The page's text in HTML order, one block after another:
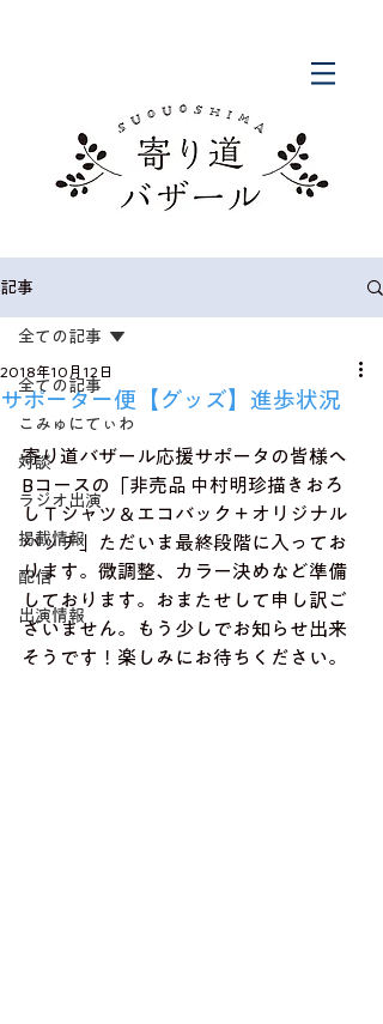
記事
全ての記事
こみゅにてぃわ
対談
ラジオ出演
掲載情報
配信
出演情報
全ての記事
サポーター便【グッズ】進歩状況
2018年10月12日
寄り道バザール応援サポータの皆様へ
Bコースの「非売品 中村明珍描きおろ
しＴシャツ＆エコバック＋オリジナル
バッチ」ただいま最終段階に入ってお
ります。微調整、カラー決めなど準備
しております。おまたせして申し訳ご
ざいません。もう少しでお知らせ出来
そうです！楽しみにお待ちください。